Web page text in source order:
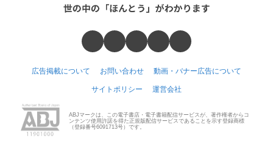
広告掲載について お問い合わせ 動画・バナー広告について
サイトポリシー 運営会社
ABJマークは、この電子書店・電子書籍配信サービスが、著作権者からコ
ンテンツ使用許諾を得た正規版配信サービスであることを示す登録商標
（登録番号6091713号）です。